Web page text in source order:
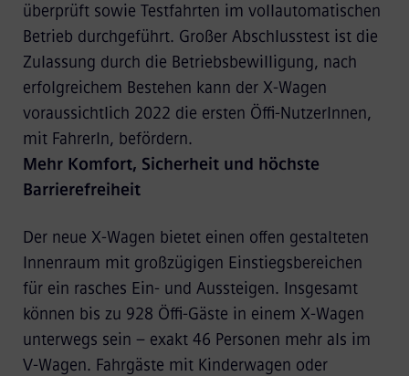
überprüft sowie Testfahrten im vollautomatischen
Betrieb durchgeführt. Großer Abschlusstest ist die
Zulassung durch die Betriebsbewilligung, nach
erfolgreichem Bestehen kann der X-Wagen
voraussichtlich 2022 die ersten Öffi-NutzerInnen,
mit FahrerIn, befördern.
Mehr Komfort, Sicherheit und höchste
Barrierefreiheit
Der neue X-Wagen bietet einen offen gestalteten
Innenraum mit großzügigen Einstiegsbereichen
für ein rasches Ein- und Aussteigen. Insgesamt
können bis zu 928 Öffi-Gäste in einem X-Wagen
unterwegs sein – exakt 46 Personen mehr als im
V-Wagen. Fahrgäste mit Kinderwagen oder